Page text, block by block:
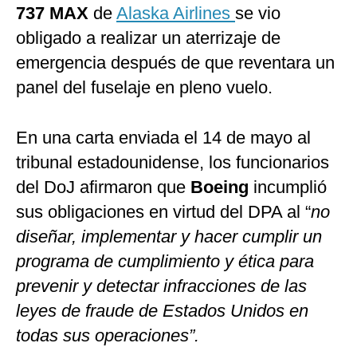
737 MAX de Alaska Airlines se vio
obligado a realizar un aterrizaje de
emergencia después de que reventara un
panel del fuselaje en pleno vuelo.
En una carta enviada el 14 de mayo al
tribunal estadounidense, los funcionarios
del DoJ afirmaron que Boeing incumplió
sus obligaciones en virtud del DPA al “no
diseñar, implementar y hacer cumplir un
programa de cumplimiento y ética para
prevenir y detectar infracciones de las
leyes de fraude de Estados Unidos en
todas sus operaciones”.